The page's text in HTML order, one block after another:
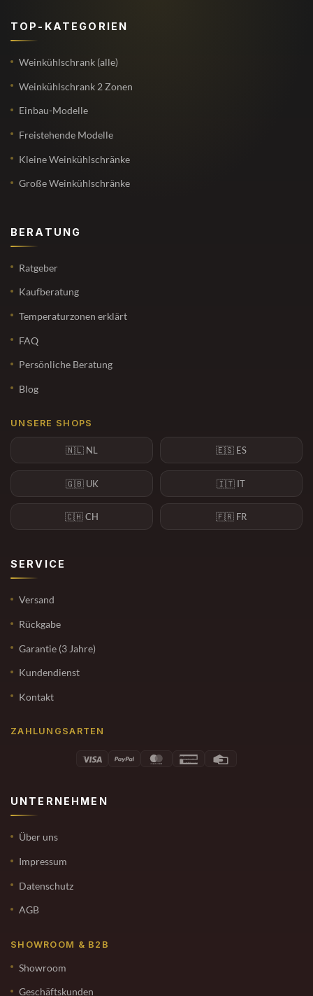
TOP-KATEGORIEN
Weinkühlschrank (alle)
Weinkühlschrank 2 Zonen
Einbau-Modelle
Freistehende Modelle
Kleine Weinkühlschränke
Große Weinkühlschränke
BERATUNG
Ratgeber
Kaufberatung
Temperaturzonen erklärt
FAQ
Persönliche Beratung
Blog
UNSERE SHOPS
🇳🇱 NL 🇪🇸 ES
🇬🇧 UK 🇮🇹 IT
🇨🇭 CH 🇫🇷 FR
SERVICE
Versand
Rückgabe
Garantie (3 Jahre)
Kundendienst
Kontakt
ZAHLUNGSARTEN
UNTERNEHMEN
Über uns
Impressum
Datenschutz
AGB
SHOWROOM & B2B
Showroom
Geschäftskunden